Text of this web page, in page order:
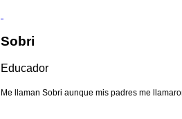
Sobri
Educador
Me llaman Sobri aunque mis padres me